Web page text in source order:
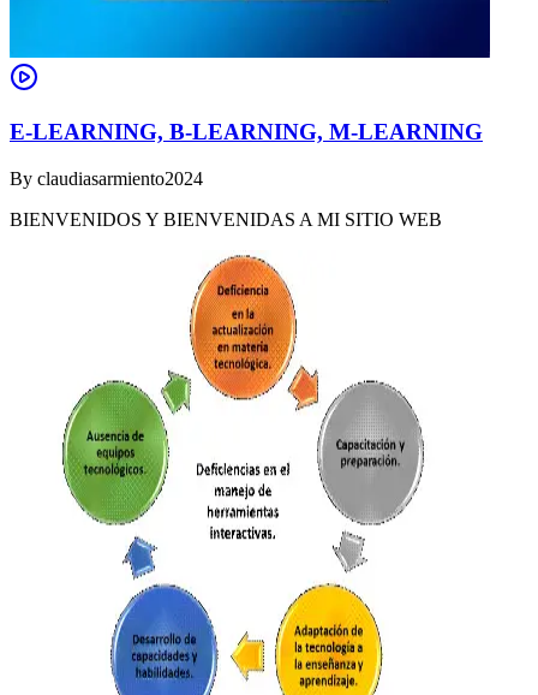
E-LEARNING, B-LEARNING, M-LEARNING
By claudiasarmiento2024
BIENVENIDOS Y BIENVENIDAS A MI SITIO WEB